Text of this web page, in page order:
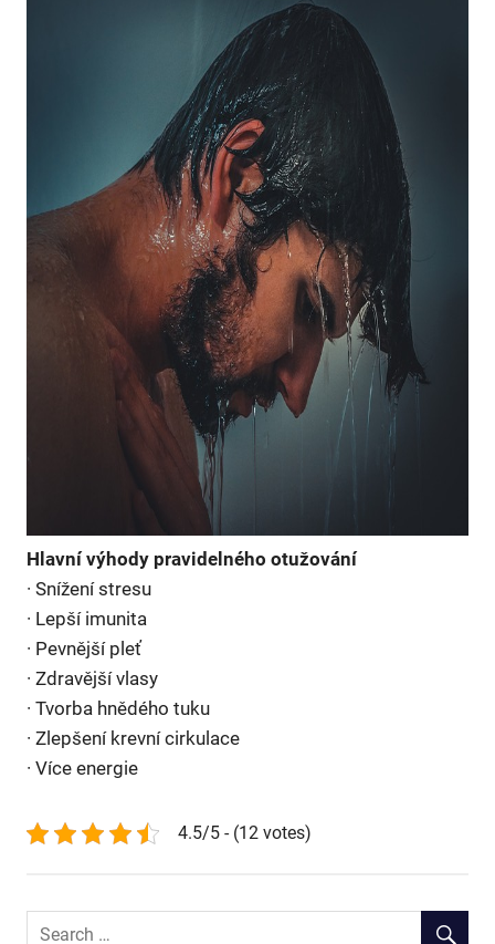
Hlavní výhody pravidelného otužování
· Snížení stresu
· Lepší imunita
· Pevnější pleť
· Zdravější vlasy
· Tvorba hnědého tuku
· Zlepšení krevní cirkulace
· Více energie
4.5/5 - (12 votes)